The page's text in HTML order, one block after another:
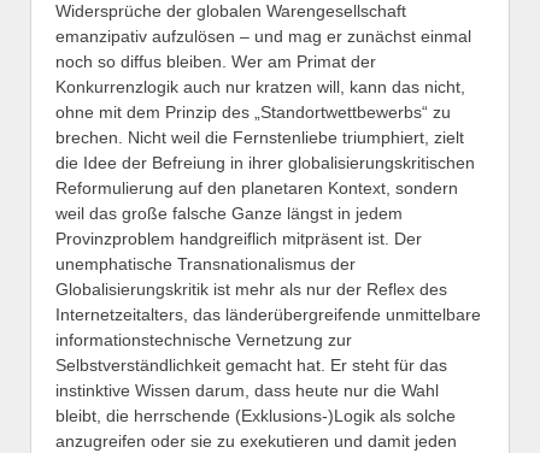
Widersprüche der globalen Warengesellschaft
emanzipativ aufzulösen – und mag er zunächst einmal
noch so diffus bleiben. Wer am Primat der
Konkurrenzlogik auch nur kratzen will, kann das nicht,
ohne mit dem Prinzip des „Standortwettbewerbs“ zu
brechen. Nicht weil die Fernstenliebe triumphiert, zielt
die Idee der Befreiung in ihrer globalisierungskritischen
Reformulierung auf den planetaren Kontext, sondern
weil das große falsche Ganze längst in jedem
Provinzproblem handgreiflich mitpräsent ist. Der
unemphatische Transnationalismus der
Globalisierungskritik ist mehr als nur der Reflex des
Internetzeitalters, das länderübergreifende unmittelbare
informationstechnische Vernetzung zur
Selbstverständlichkeit gemacht hat. Er steht für das
instinktive Wissen darum, dass heute nur die Wahl
bleibt, die herrschende (Exklusions-)Logik als solche
anzugreifen oder sie zu exekutieren und damit jeden